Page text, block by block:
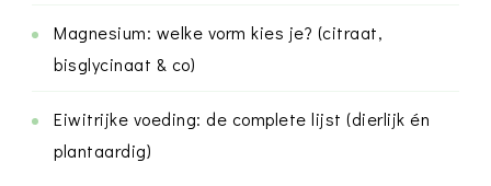
Magnesium: welke vorm kies je? (citraat,
bisglycinaat & co)
Eiwitrijke voeding: de complete lijst (dierlijk én
plantaardig)